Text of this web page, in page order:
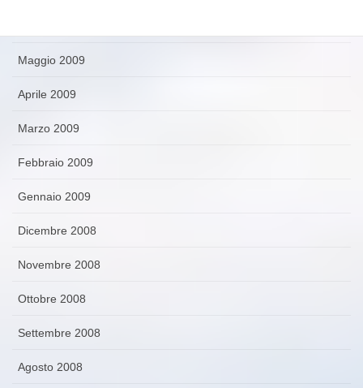
Maggio 2009
Aprile 2009
Marzo 2009
Febbraio 2009
Gennaio 2009
Dicembre 2008
Novembre 2008
Ottobre 2008
Settembre 2008
Agosto 2008